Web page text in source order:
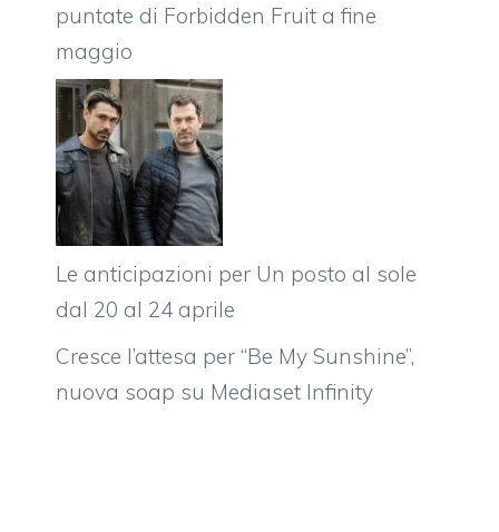
puntate di Forbidden Fruit a fine
maggio
Le anticipazioni per Un posto al sole
dal 20 al 24 aprile
Cresce l’attesa per “Be My Sunshine”,
nuova soap su Mediaset Infinity